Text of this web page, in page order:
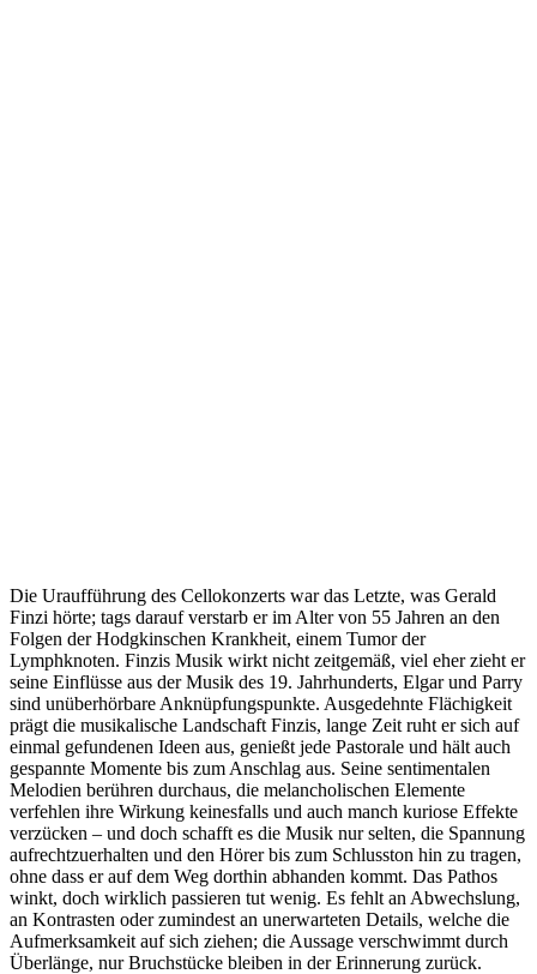
Die Uraufführung des Cellokonzerts war das Letzte, was Gerald
Finzi hörte; tags darauf verstarb er im Alter von 55 Jahren an den
Folgen der Hodgkinschen Krankheit, einem Tumor der
Lymphknoten. Finzis Musik wirkt nicht zeitgemäß, viel eher zieht er
seine Einflüsse aus der Musik des 19. Jahrhunderts, Elgar und Parry
sind unüberhörbare Anknüpfungspunkte. Ausgedehnte Flächigkeit
prägt die musikalische Landschaft Finzis, lange Zeit ruht er sich auf
einmal gefundenen Ideen aus, genießt jede Pastorale und hält auch
gespannte Momente bis zum Anschlag aus. Seine sentimentalen
Melodien berühren durchaus, die melancholischen Elemente
verfehlen ihre Wirkung keinesfalls und auch manch kuriose Effekte
verzücken – und doch schafft es die Musik nur selten, die Spannung
aufrechtzuerhalten und den Hörer bis zum Schlusston hin zu tragen,
ohne dass er auf dem Weg dorthin abhanden kommt. Das Pathos
winkt, doch wirklich passieren tut wenig. Es fehlt an Abwechslung,
an Kontrasten oder zumindest an unerwarteten Details, welche die
Aufmerksamkeit auf sich ziehen; die Aussage verschwimmt durch
Überlänge, nur Bruchstücke bleiben in der Erinnerung zurück.